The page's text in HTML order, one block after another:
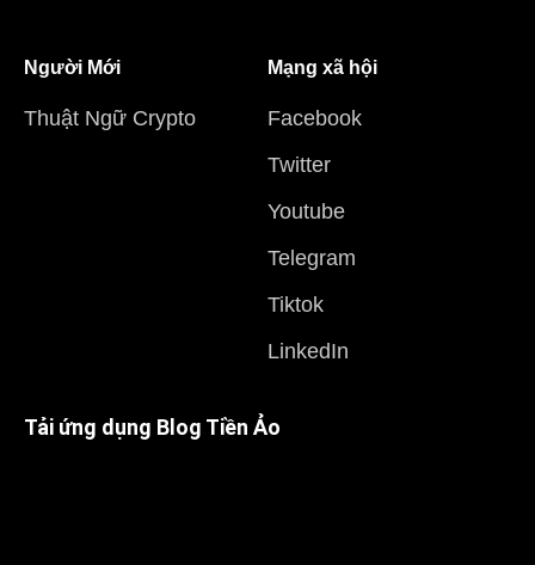
Người Mới
Thuật Ngữ Crypto
Mạng xã hội
Facebook
Twitter
Youtube
Telegram
Tiktok
LinkedIn
Tải ứng dụng Blog Tiền Ảo